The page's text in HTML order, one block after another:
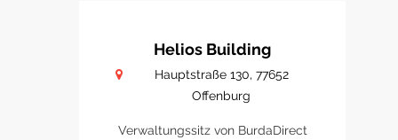
Helios Building
Hauptstraße 130, 77652
Offenburg
Verwaltungssitz von BurdaDirect